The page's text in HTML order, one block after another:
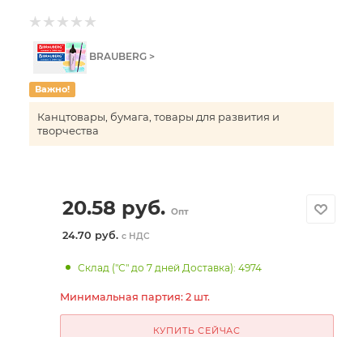
BRAUBERG >
Важно!
Канцтовары, бумага, товары для развития и
творчества
20.58 руб. Опт
24.70 руб. с НДС
Склад ("С" до 7 дней Доставка): 4974
Минимальная партия: 2 шт.
КУПИТЬ СЕЙЧАС